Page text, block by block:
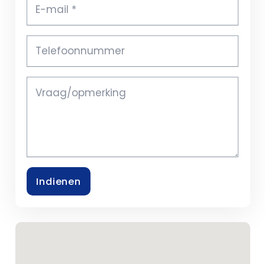
HOME
OVER ONS
KEUKENINSTALLATIE
SERVICE
Indienen